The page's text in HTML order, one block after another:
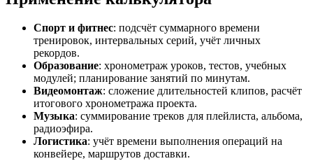
Спорт и фитнес: подсчёт суммарного времени
тренировок, интервальных серий, учёт личных
рекордов.
Образование: хронометраж уроков, тестов, учебных
модулей; планирование занятий по минутам.
Видеомонтаж: сложение длительностей клипов, расчёт
итогового хронометража проекта.
Музыка: суммирование треков для плейлиста, альбома,
радиоэфира.
Логистика: учёт времени выполнения операций на
конвейере, маршрутов доставки.